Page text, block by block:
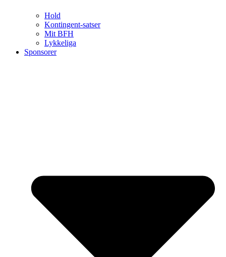
Hold
Kontingent-satser
Mit BFH
Lykkeliga
Sponsorer